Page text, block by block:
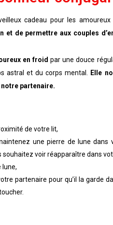
cadeau pour les amoureux
et de permettre aux couples
en froid par une douce
astral et du corps mental.
Elle
partenaire.
de votre lit,
une pierre de lune dans
souhaitez voir réapparaître dans
lune,
partenaire pour qu’il la garde